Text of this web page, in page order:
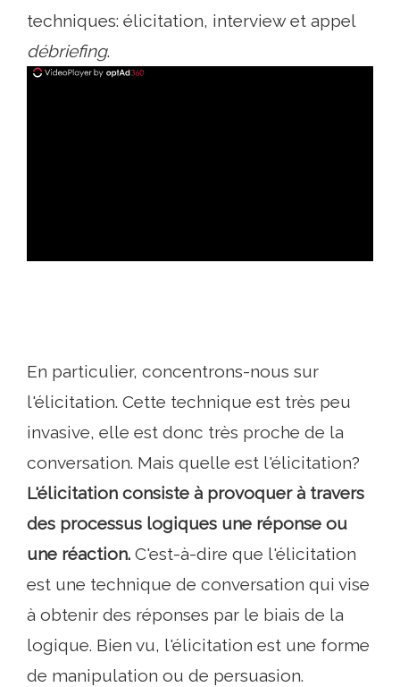
techniques: élicitation, interview et appel
débriefing.
En particulier, concentrons-nous sur
l'élicitation. Cette technique est très peu
invasive, elle est donc très proche de la
conversation. Mais quelle est l'élicitation?
L'élicitation consiste à provoquer à travers
des processus logiques une réponse ou
une réaction. C'est-à-dire que l'élicitation
est une technique de conversation qui vise
à obtenir des réponses par le biais de la
logique. Bien vu, l'élicitation est une forme
de manipulation ou de persuasion.